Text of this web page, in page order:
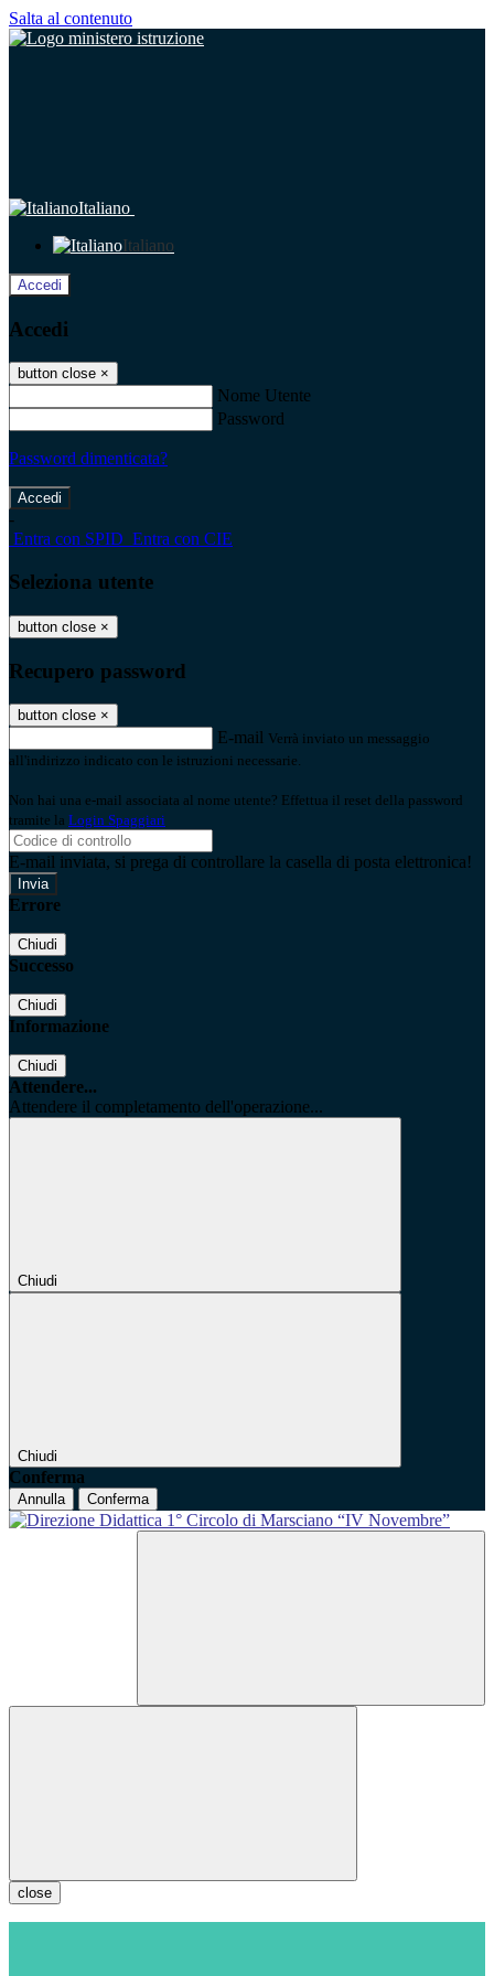
Salta al contenuto
Italiano
Italiano
Accedi
Accedi
button close ×
Nome Utente
Password
Password dimenticata?
-
Entra con SPID Entra con CIE
Seleziona utente
button close ×
Recupero password
button close ×
E-mail Verrà inviato un messaggio
all'indirizzo indicato con le istruzioni necessarie.
Non hai una e-mail associata al nome utente? Effettua il reset della password
tramite la Login Spaggiari
E-mail inviata, si prega di controllare la casella di posta elettronica!
Errore
Chiudi
Successo
Chiudi
Informazione
Chiudi
Attendere...
Attendere il completamento dell'operazione...
Chiudi
Chiudi
Conferma
Annulla Conferma
close